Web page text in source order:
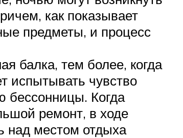
как показывает
предметы, и процесс
балка, тем более, когда
испытывать чувство
бессонницы. Когда
ремонт, в ходе
над местом отдыха